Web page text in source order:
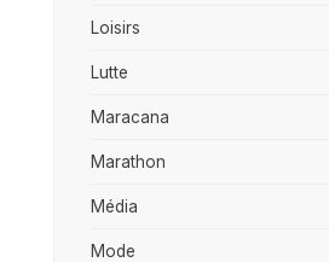
Loisirs
Lutte
Maracana
Marathon
Média
Mode